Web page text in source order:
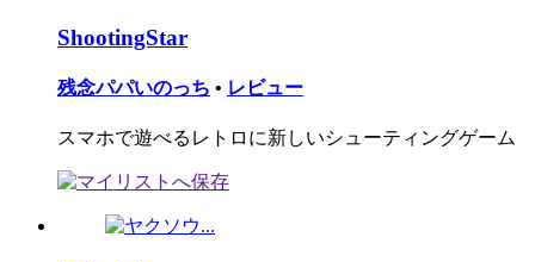
ShootingStar
残念パパいのっち • レビュー
スマホで遊べるレトロに新しいシューティングゲーム